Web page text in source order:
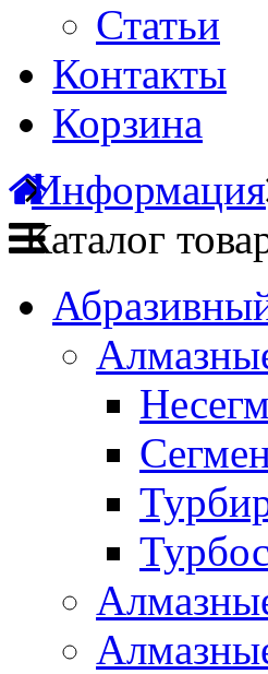
Статьи
Контакты
Корзина
Информация
Каталог